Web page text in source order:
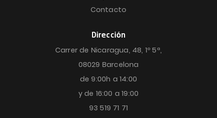
Contacto
Dirección
Carrer de Nicaragua, 48, 1º 5ª,
08029 Barcelona
de 9:00h a 14:00
y de 16:00 a 19:00
93 519 71 71